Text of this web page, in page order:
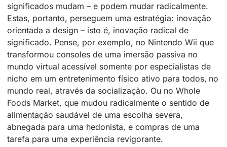
significados mudam – e podem mudar radicalmente.
Estas, portanto, perseguem uma estratégia: inovação
orientada a design – isto é, inovação radical de
significado. Pense, por exemplo, no Nintendo Wii que
transformou consoles de uma imersão passiva no
mundo virtual acessível somente por especialistas de
nicho em um entretenimento físico ativo para todos, no
mundo real, através da socialização. Ou no Whole
Foods Market, que mudou radicalmente o sentido de
alimentação saudável de uma escolha severa,
abnegada para uma hedonista, e compras de uma
tarefa para uma experiência revigorante.